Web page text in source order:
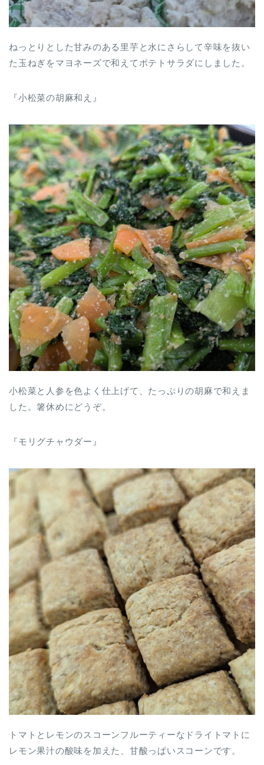
ねっとりとした甘みのある里芋と水にさらして辛味を抜い
た玉ねぎをマヨネーズで和えてポテトサラダにしました。
『小松菜の胡麻和え』
小松菜と人参を色よく仕上げて、たっぷりの胡麻で和えま
した。箸休めにどうぞ。
『モリグチャウダー』
トマトとレモンのスコーンフルーティーなドライトマトに
レモン果汁の酸味を加えた、甘酸っぱいスコーンです。